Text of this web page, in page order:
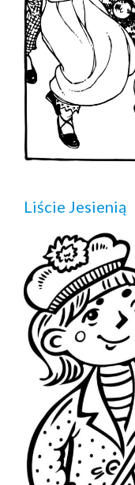
Liście Jesienią